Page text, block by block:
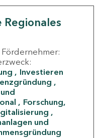
Fördernehmer:
Investieren
Forschung,
und